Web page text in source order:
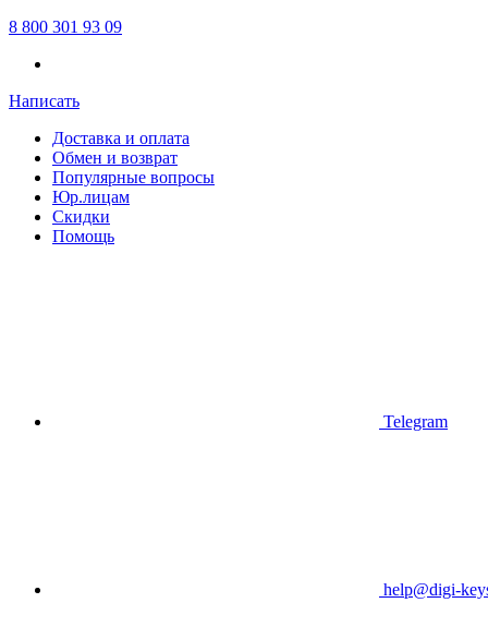
8 800 301 93 09
Написать
Доставка и оплата
Обмен и возврат
Популярные вопросы
Юр.лицам
Скидки
Помощь
Telegram
help@digi-